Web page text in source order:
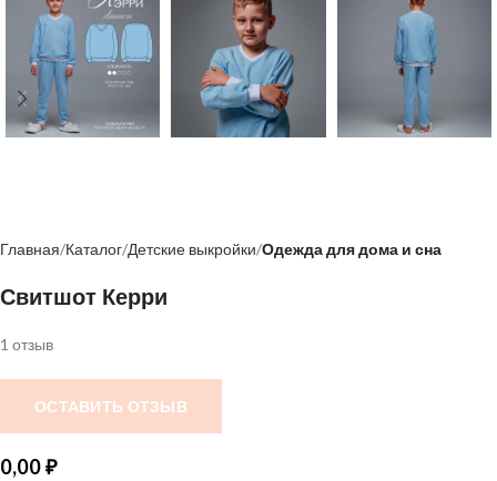
Главная Каталог Детские выкройки Одежда для дома и сна
Свитшот Керри
1 отзыв
ОСТАВИТЬ ОТЗЫВ
0,00₽